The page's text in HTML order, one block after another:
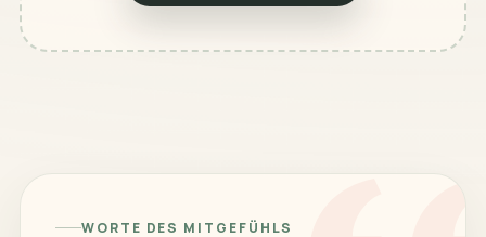
WORTE DES MITGEFÜHLS